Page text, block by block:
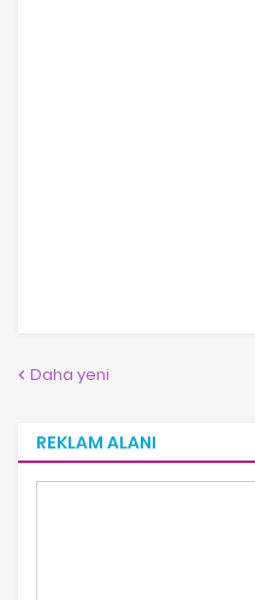
Daha yeni
REKLAM ALANI